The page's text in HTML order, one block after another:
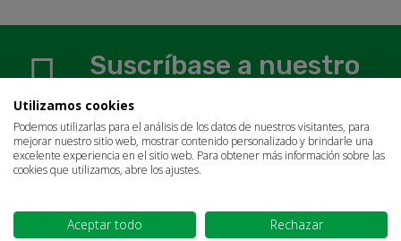
Suscríbase a nuestro
boletín
Puede darse de baja en cualquier momento.
Para ello, consulte nuestra información de
contacto en el aviso legal.
You need to be logged in to save products in your wish
list.
Cancelar Iniciar sesión
Utilizamos cookies
Podemos utilizarlas para el análisis de los datos de nuestros visitantes, para
mejorar nuestro sitio web, mostrar contenido personalizado y brindarle una
excelente experiencia en el sitio web. Para obtener más información sobre las
cookies que utilizamos, abre los ajustes.
Aceptar todo
Rechazar